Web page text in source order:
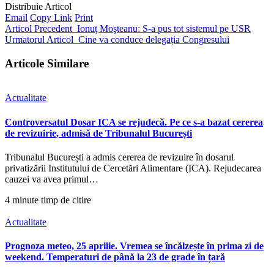
Distribuie Articol
Email Copy Link Print
Articol Precedent Ionuţ Moşteanu: S-a pus tot sistemul pe USR
Urmatorul Articol Cine va conduce delegația Congresului
Articole Similare
Actualitate
Controversatul Dosar ICA se rejudecă. Pe ce s-a bazat cererea
de revizuirie, admisă de Tribunalul București
Tribunalul București a admis cererea de revizuire în dosarul
privatizării Institutului de Cercetări Alimentare (ICA). Rejudecarea
cauzei va avea primul…
4 minute timp de citire
Actualitate
Prognoza meteo, 25 aprilie. Vremea se încălzește în prima zi de
weekend. Temperaturi de până la 23 de grade în țară